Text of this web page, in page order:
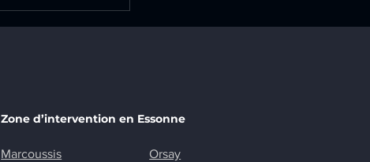
Zone d’intervention en Essonne
Marcoussis
Orsay